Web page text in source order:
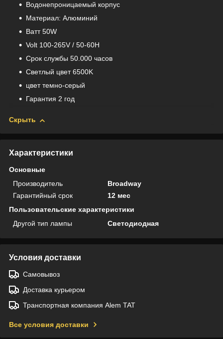
Водонепроницаемый корпус
Материал: Aлюминий
Bатт 50W
Volt 100-265V / 50-60H
Срок службы 50.000 часов
Светлый цвет 6500K
цвет темно-серый
Гарантия 2 год
Скрыть
Характеристики
Основные
Производитель
Broadway
Гарантийный срок
12 мес
Пользовательские характеристики
Другой тип лампы
Светодиодная
Условия доставки
Самовывоз
Доставка курьером
Транспортная компания Alem TAT
Все условия доставки